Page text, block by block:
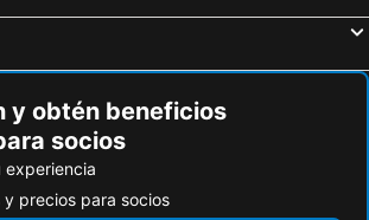
y obtén beneficios
socios
experiencia
precios para socios